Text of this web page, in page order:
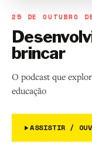
25 DE OUTUBRO
brincar
O podcast que
educação
ASSISTIR /